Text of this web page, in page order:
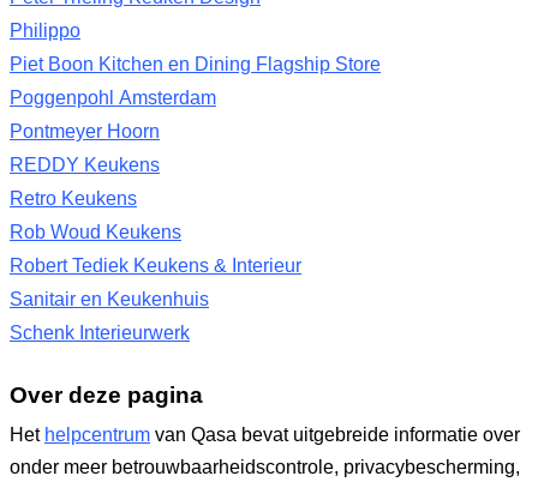
Philippo
Piet Boon Kitchen en Dining Flagship Store
Poggenpohl Amsterdam
Pontmeyer Hoorn
REDDY Keukens
Retro Keukens
Rob Woud Keukens
Robert Tediek Keukens & Interieur
Sanitair en Keukenhuis
Schenk Interieurwerk
Over deze pagina
Het helpcentrum van Qasa bevat uitgebreide informatie over
onder meer betrouwbaarheidscontrole, privacybescherming,